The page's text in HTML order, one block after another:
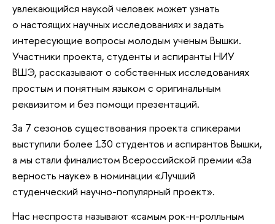
увлекающийся наукой человек может узнать
о настоящих научных исследованиях и задать
интересующие вопросы молодым ученым Вышки.
Участники проекта, студенты и аспиранты НИУ
ВШЭ, рассказывают о собственных исследованиях
простым и понятным языком с оригинальным
реквизитом и без помощи презентаций.
За 7 сезонов существования проекта спикерами
выступили более 130 студентов и аспирантов Вышки,
а мы стали финалистом Всероссийской премии «За
верность науке» в номинации «Лучший
студенческий научно-популярный проект».
Нас неспроста называют «самым рок-н-ролльным